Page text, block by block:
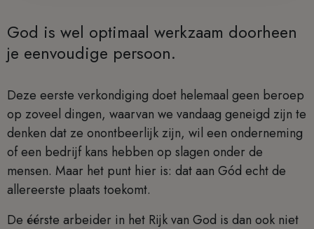
God is wel optimaal werkzaam doorheen
je eenvoudige persoon.
Deze eerste verkondiging doet helemaal geen beroep
op zoveel dingen, waarvan we vandaag geneigd zijn te
denken dat ze onontbeerlijk zijn, wil een onderneming
of een bedrijf kans hebben op slagen onder de
mensen. Maar het punt hier is: dat aan Gód echt de
allereerste plaats toekomt.
De éérste arbeider in het Rijk van God is dan ook niet